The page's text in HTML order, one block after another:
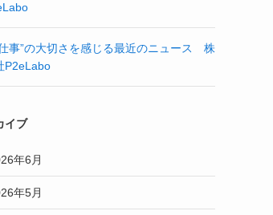
事”の大切さを感じる最近のニュース 株
P2eLabo
イブ
年6月
年5月